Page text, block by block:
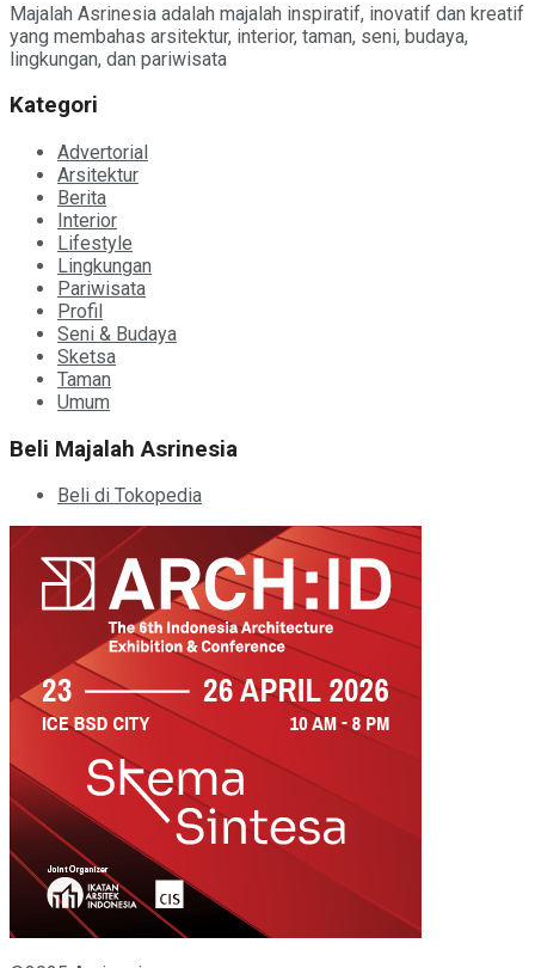
Majalah Asrinesia adalah majalah inspiratif, inovatif dan kreatif
yang membahas arsitektur, interior, taman, seni, budaya,
lingkungan, dan pariwisata
Kategori
Advertorial
Arsitektur
Berita
Interior
Lifestyle
Lingkungan
Pariwisata
Profil
Seni & Budaya
Sketsa
Taman
Umum
Beli Majalah Asrinesia
Beli di Tokopedia